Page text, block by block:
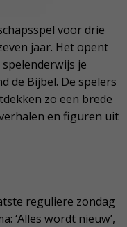
voor drie
jaar. Het opent
je
de Bijbel. De spelers
zo een brede
en figuren uit
reguliere zondag
‘Alles wordt nieuw’,